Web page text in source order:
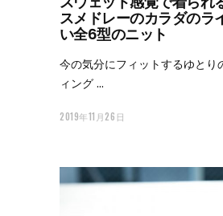
スメドレーのカラダのラ
い全6型のニット
今の気分にフィットするゆとり
ィング
2019年11月26日